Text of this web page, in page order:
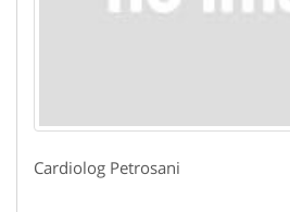
Cardiolog Petrosani